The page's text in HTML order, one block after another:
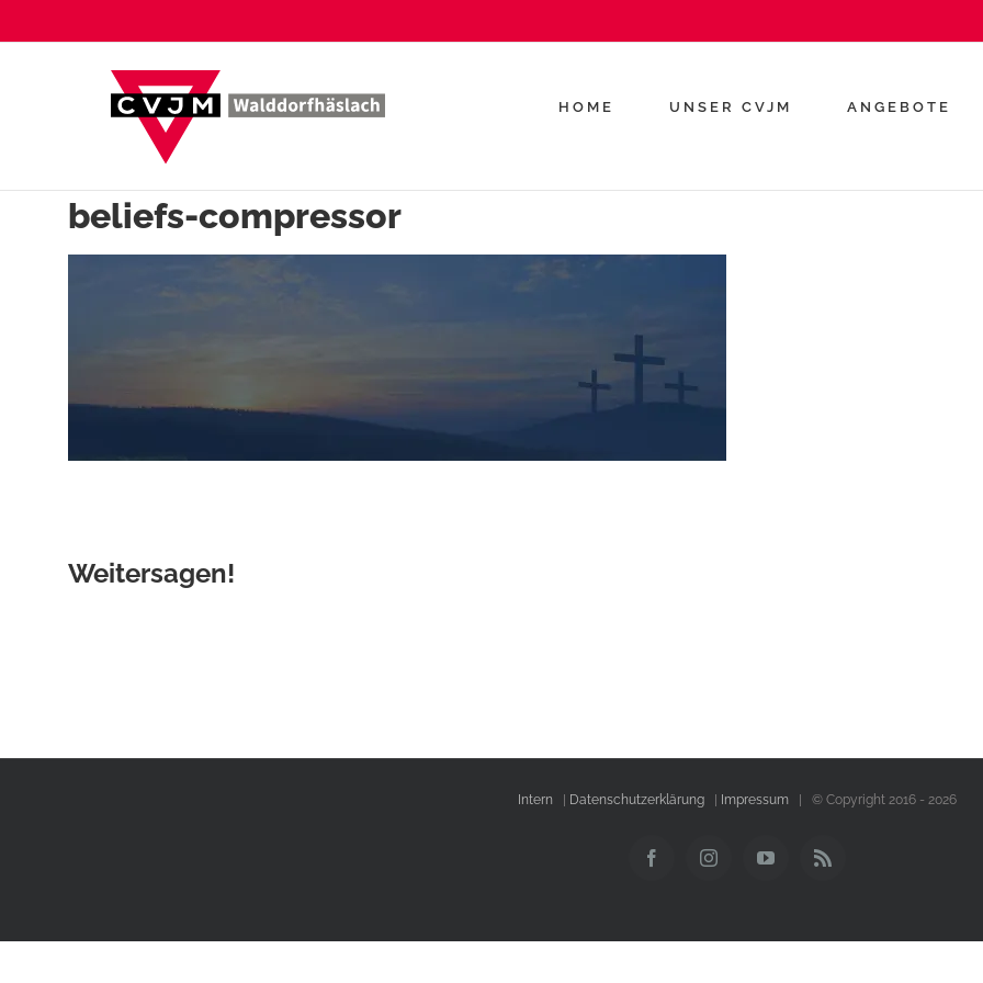
Inhalt
HOME UNSER CVJM ANGEBOTE
beliefs-compressor
Weitersagen!
Intern | Datenschutzerklärung | Impressum | © Copyright 2016 - 2026
FacebookInstagramYouTubeRss